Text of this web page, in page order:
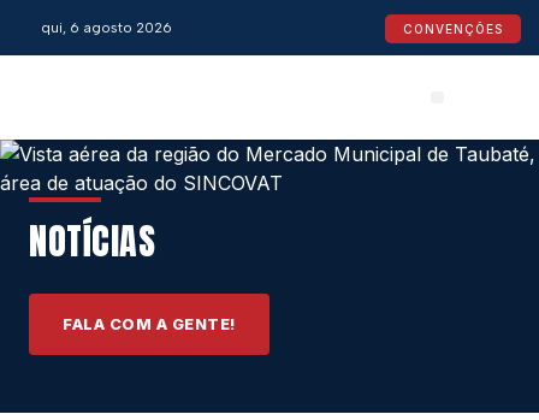
qui, 6 agosto 2026 CONVENÇÕES
NOTÍCIAS
FALA COM A GENTE!